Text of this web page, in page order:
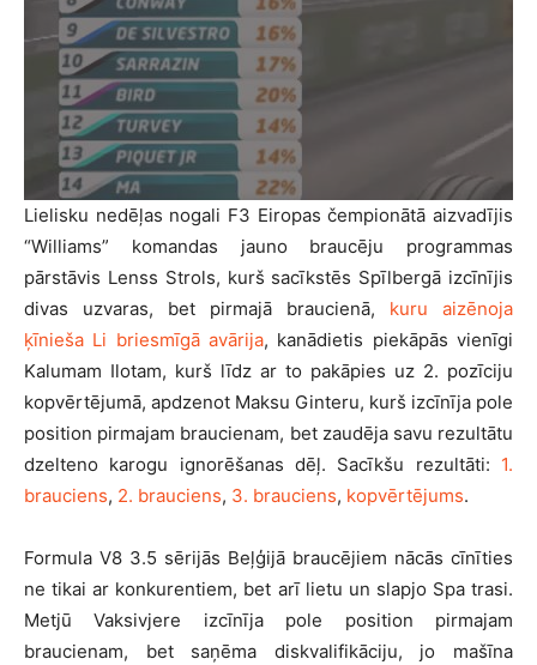
Lielisku nedēļas nogali F3 Eiropas čempionātā aizvadījis
“Williams” komandas jauno braucēju programmas
pārstāvis Lenss Strols, kurš sacīkstēs Spīlbergā izcīnījis
divas uzvaras, bet pirmajā braucienā, kuru aizēnoja
ķīnieša Li briesmīgā avārija, kanādietis piekāpās vienīgi
Kalumam Ilotam, kurš līdz ar to pakāpies uz 2. pozīciju
kopvērtējumā, apdzenot Maksu Ginteru, kurš izcīnīja pole
position pirmajam braucienam, bet zaudēja savu rezultātu
dzelteno karogu ignorēšanas dēļ. Sacīkšu rezultāti: 1.
brauciens, 2. brauciens, 3. brauciens, kopvērtējums.
Formula V8 3.5 sērijās Beļģijā braucējiem nācās cīnīties
ne tikai ar konkurentiem, bet arī lietu un slapjo Spa trasi.
Metjū Vaksivjere izcīnīja pole position pirmajam
braucienam, bet saņēma diskvalifikāciju, jo mašīna